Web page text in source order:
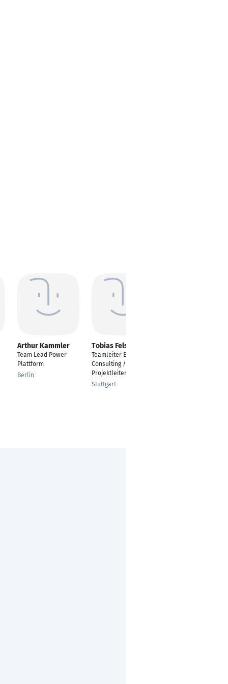
Arthur Kammler
Team Lead Power
Plattform
Berlin
Tobias Fels
Teamleiter ERP-
Consulting /
Projektleiter
Stuttgart